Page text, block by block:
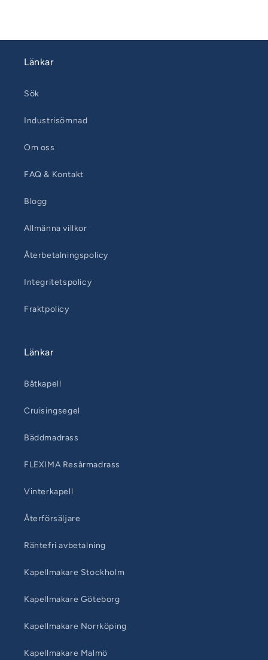
Länkar
Sök
Industrisömnad
Om oss
FAQ & Kontakt
Blogg
Allmänna villkor
Återbetalningspolicy
Integritetspolicy
Fraktpolicy
Länkar
Båtkapell
Cruisingsegel
Bäddmadrass
FLEXIMA Resårmadrass
Vinterkapell
Återförsäljare
Räntefri avbetalning
Kapellmakare Stockholm
Kapellmakare Göteborg
Kapellmakare Norrköping
Kapellmakare Malmö